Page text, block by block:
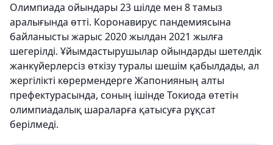
Олимпиада ойындары 23 шілде мен 8 тамыз
аралығында өтті. Коронавирус пандемиясына
байланысты жарыс 2020 жылдан 2021 жылға
шегерілді. Ұйымдастырушылар ойындарды шетелдік
жанкүйерлерсіз өткізу туралы шешім қабылдады, ал
жергілікті көрермендерге Жапонияның алты
префектурасында, соның ішінде Токиода өтетін
олимпиадалық шараларға қатысуға рұқсат
берілмеді.